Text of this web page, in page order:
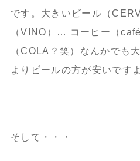
です。大きいビール（
（VINO）… コーヒー（
（COLA？笑）なんかでも
よりビールの方が安いです
そして・・・